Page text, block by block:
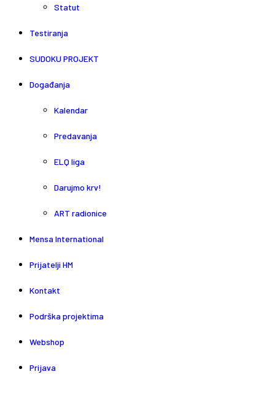
Statut
Testiranja
SUDOKU PROJEKT
Događanja
Kalendar
Predavanja
ELQ liga
Darujmo krv!
ART radionice
Mensa International
Prijatelji HM
Kontakt
Podrška projektima
Webshop
Prijava